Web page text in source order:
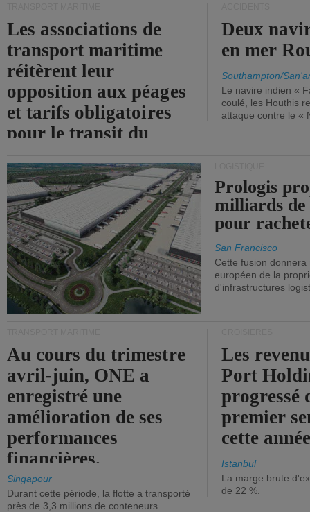
Les associations de
transport maritime
réitèrent leur
opposition aux péages
et tarifs obligatoires
pour le transit du
Deux
en mer
Southampton/
Le navire indien «
coulé, les Houthis
attaque contre le «
Prologis
milliards
pour
San Francisco
Cette fusion
européen de la
d'infrastructures
Au cours du trimestre
avril-juin, ONE a
enregistré une
amélioration de ses
performances
financières.
Singapour
Durant cette période, la flotte a transporté
près de 3,3 millions de conteneurs
Les
Port
progressé
premier
cette
Istanbul
La marge brute
de 22 %.